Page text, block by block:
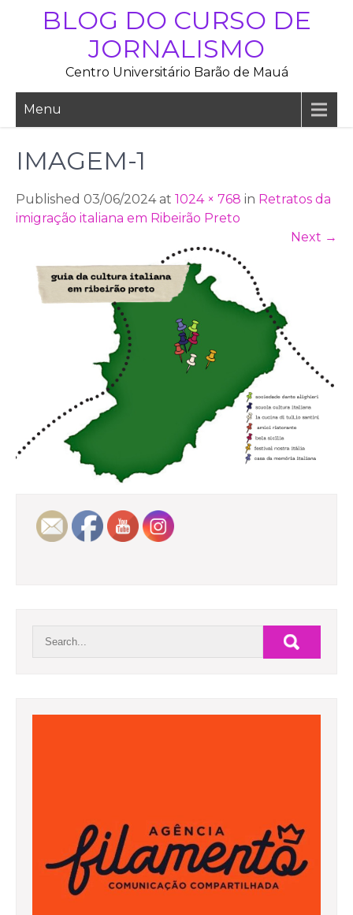
BLOG DO CURSO DE
JORNALISMO
Centro Universitário Barão de Mauá
Menu
IMAGEM-1
Published 03/06/2024 at 1024 × 768 in Retratos da
imigração italiana em Ribeirão Preto
Next →